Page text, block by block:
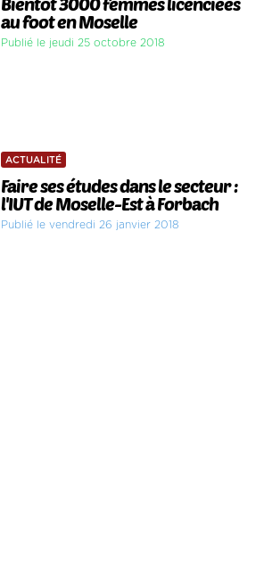
au foot en Moselle
Publié le jeudi 25 octobre 2018
ACTUALITÉ
Faire ses études dans le secteur :
l'IUT de Moselle-Est à Forbach
Publié le vendredi 26 janvier 2018